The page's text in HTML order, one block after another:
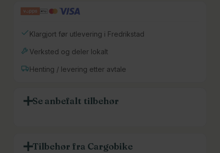
Klargjort før utlevering i Fredrikstad
Verksted og deler lokalt
Henting / levering etter avtale
Se anbefalt tilbehør
Tilbehør fra Cargobike